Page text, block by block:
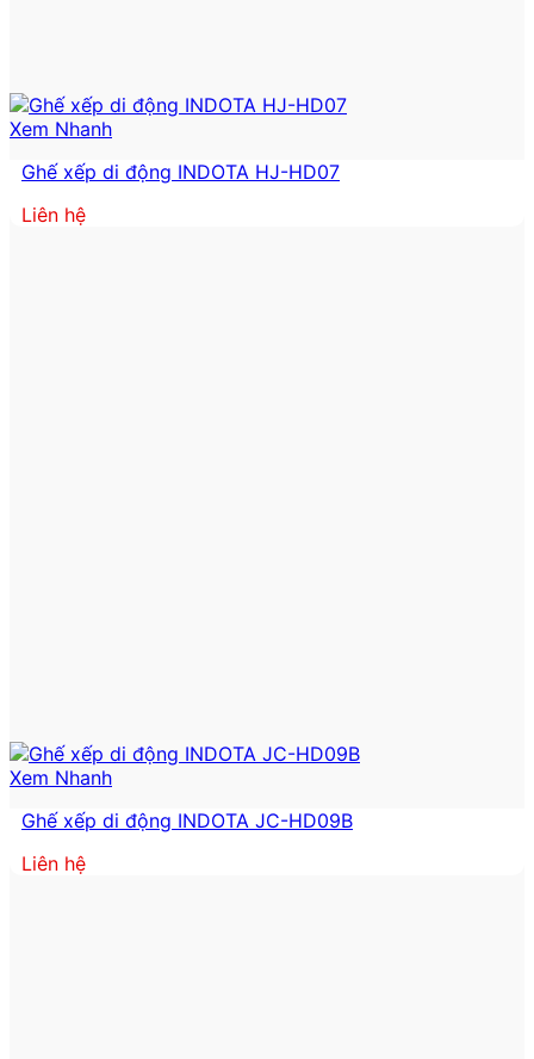
Xem Nhanh
Ghế xếp di động INDOTA HJ-HD07
Liên hệ
Xem Nhanh
Ghế xếp di động INDOTA JC-HD09B
Liên hệ